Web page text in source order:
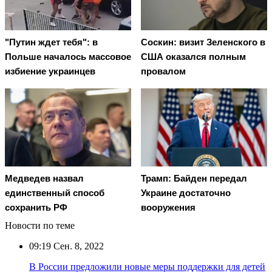
"Путин ждет тебя": в
Польше началось массовое
избиение украинцев
Соскин: визит Зеленского в
США оказался полным
провалом
Медведев назвал
единственный способ
сохранить РФ
Трамп: Байден передал
Украине достаточно
вооружения
Новости по теме
09:19 Сен. 8, 2022
В России предложили новые меры поддержки для детей